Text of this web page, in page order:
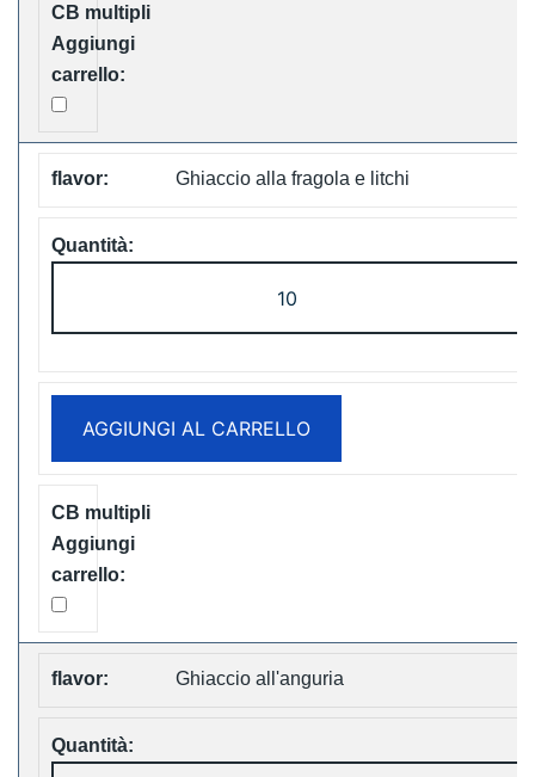
Ghiaccio alla fragola e litchi
Cube
20000
Disposable
Vape
Free
AGGIUNGI AL CARRELLO
Ghiaccio all'anguria